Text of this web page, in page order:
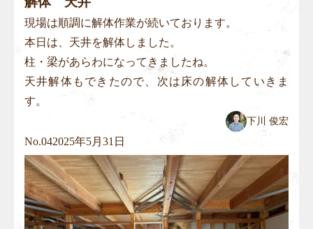
現場は順調に解体作業が続いております。
本日は、天井を解体しました。
柱・梁があらわになってきましたね。
天井解体もできたので、次は床の解体していきま
す。
下川 俊宏
No.042025年5月31日